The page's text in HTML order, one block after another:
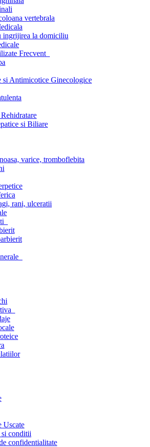
vertebrala
ingrijirea la domiciliu
Frecvent
si Antimicotice Ginecologice
si Biliare
varice, tromboflebita
rani, ulceratii
Uscate
conditii
confidentialitate